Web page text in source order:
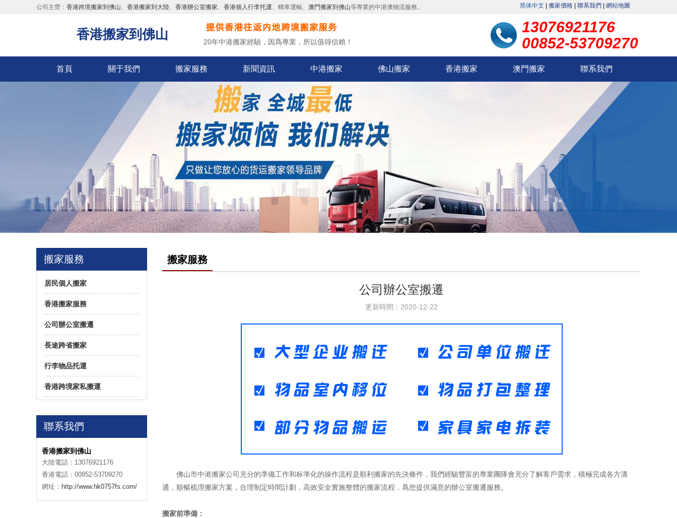
公司主營： 香港跨境搬家到佛山、 香港搬家到大陸、 香港辦公室搬家、 香港個人行李托運、轎車運輸、 澳門搬家到佛山等專業的中港澳物流服務。 简体中文 搬家價格 聯系我們 網站地圖
香港搬家到佛山 20年中港搬家經驗，因爲專業，所以值得信賴！
13076921176
00852-53709270
首頁 關于我們 搬家服務 新聞資訊 中港搬家 佛山搬家 香港搬家 澳門搬家 聯系我們
搬家服務
居民個人搬家
香港搬家服務
公司辦公室搬遷
長途跨省搬家
行李物品托運
香港跨境家私搬運
聯系我們
香港搬家到佛山
大陸電話：13076921176
香港電話：00852-53709270
網址： http://www.hk0757fs.com/
搬家服務
公司辦公室搬遷
更新時間：2020-12-22
佛山市中港搬家公司充分的準備工作和标準化的操作流程是順利搬家的先決條件，我們經驗豐富的專業團隊會充分了解客戶需求，積極完成各方溝
通，順暢梳理搬家方案，合理制定時間計劃，高效安全實施整體的搬家流程，爲您提供滿意的辦公室搬遷服務。
搬家前準備：